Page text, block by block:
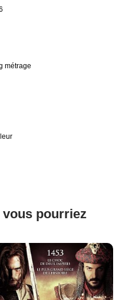
métrage
pourriez